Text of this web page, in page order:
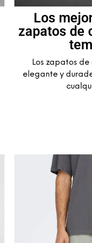
Los
zapatos de
Los zapatos
elegante y